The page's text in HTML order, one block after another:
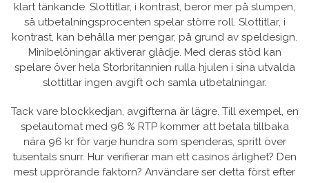
klart tänkande. Slottitlar, i kontrast, beror mer på slumpen,
så utbetalningsprocenten spelar större roll. Slottitlar, i
kontrast, kan behålla mer pengar, på grund av speldesign.
Minibelöningar aktiverar glädje. Med deras stöd kan
spelare över hela Storbritannien rulla hjulen i sina utvalda
slottitlar ingen avgift och samla utbetalningar.
Tack vare blockkedjan, avgifterna är lägre. Till exempel, en
spelautomat med 96 % RTP kommer att betala tillbaka
nära 96 ​​kr för varje hundra som spenderas, spritt över
tusentals snurr. Hur verifierar man ett casinos ärlighet? Den
mest upprörande faktorn? Användare ser detta först efter